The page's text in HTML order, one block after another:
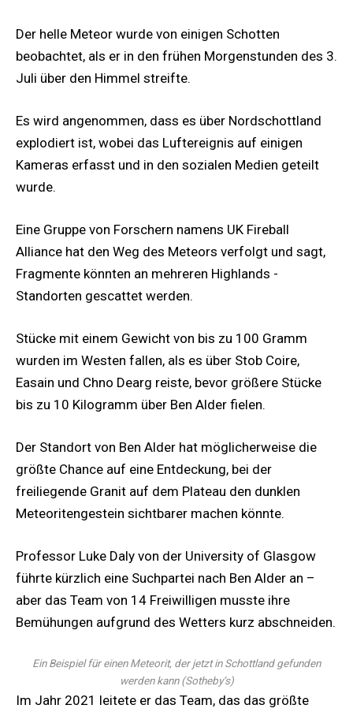
Der helle Meteor wurde von einigen Schotten
beobachtet, als er in den frühen Morgenstunden des 3.
Juli über den Himmel streifte.
Es wird angenommen, dass es über Nordschottland
explodiert ist, wobei das Luftereignis auf einigen
Kameras erfasst und in den sozialen Medien geteilt
wurde.
Eine Gruppe von Forschern namens UK Fireball
Alliance hat den Weg des Meteors verfolgt und sagt,
Fragmente könnten an mehreren Highlands -
Standorten gescattet werden.
Stücke mit einem Gewicht von bis zu 100 Gramm
wurden im Westen fallen, als es über Stob Coire,
Easain und Chno Dearg reiste, bevor größere Stücke
bis zu 10 Kilogramm über Ben Alder fielen.
Der Standort von Ben Alder hat möglicherweise die
größte Chance auf eine Entdeckung, bei der
freiliegende Granit auf dem Plateau den dunklen
Meteoritengestein sichtbarer machen könnte.
Professor Luke Daly von der University of Glasgow
führte kürzlich eine Suchpartei nach Ben Alder an –
aber das Team von 14 Freiwilligen musste ihre
Bemühungen aufgrund des Wetters kurz abschneiden.
Ein Beispiel für einen Meteorit, der jetzt in Schottland gefunden
werden kann (Sotheby’s)
Im Jahr 2021 leitete er das Team, das das größte